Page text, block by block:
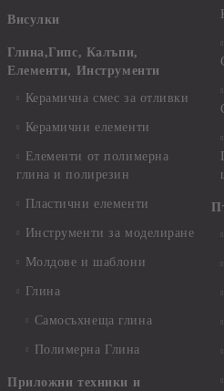
Висулки
Глина,Гипс, Калъпи,
Елементи, Инструменти
Керамична смес за отливки
Керамични елементи
Елементи от полимерна
глина и полирезин
Пластични елементи
Инструменти за моделиране
Молдове и шаблони
Глина
Самосъхнеща глина
Полимерна Глина
Приложни техники и